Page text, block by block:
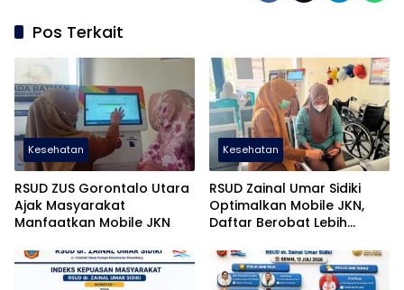
Pos Terkait
Kesehatan
RSUD ZUS Gorontalo Utara
Ajak Masyarakat
Manfaatkan Mobile JKN
Kesehatan
RSUD Zainal Umar Sidiki
Optimalkan Mobile JKN,
Daftar Berobat Lebih